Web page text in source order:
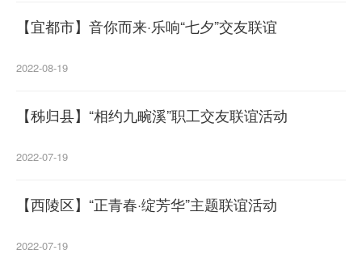
【宜都市】音你而来·乐响“七夕”交友联谊
2022-08-19
【秭归县】“相约九畹溪”职工交友联谊活动
2022-07-19
【西陵区】“正青春·绽芳华”主题联谊活动
2022-07-19